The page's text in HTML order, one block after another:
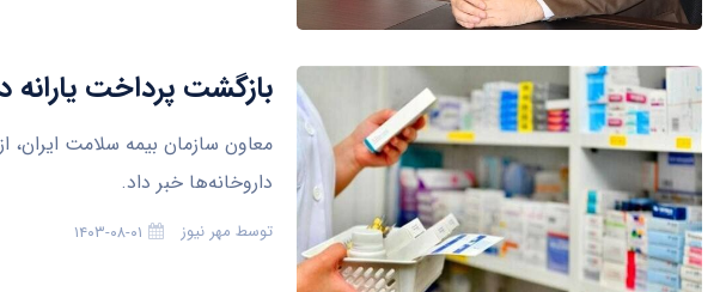
بازگشت پرداخت یارانه
معاون سازمان بیمه سلامت ایران،
داروخانه‌ها خبر داد.
توسط مهر نیوز ۱۴۰۳-۰۸-۰۱